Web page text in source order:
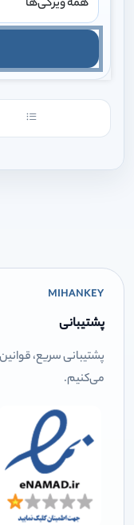
MIHANKEY
پشتیبانی
پشتیبانی سریع،
می‌کنیم.